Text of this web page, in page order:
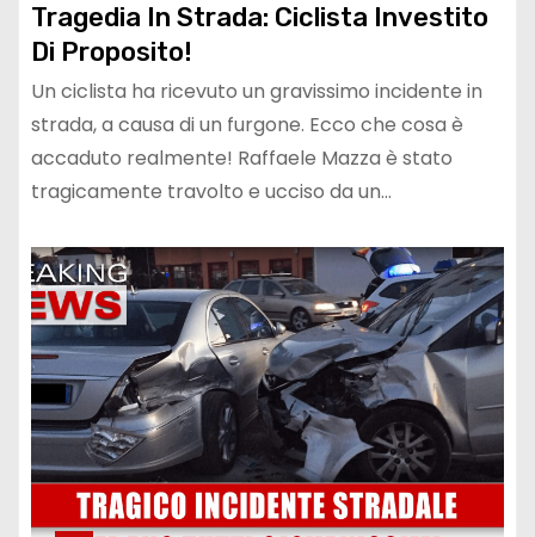
Tragedia In Strada: Ciclista Investito
Di Proposito!
Un ciclista ha ricevuto un gravissimo incidente in
strada, a causa di un furgone. Ecco che cosa è
accaduto realmente! Raffaele Mazza è stato
tragicamente travolto e ucciso da un…